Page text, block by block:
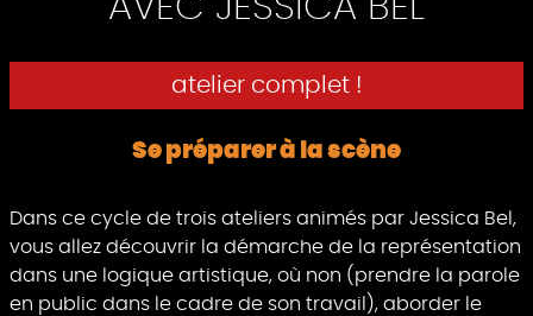
AVEC JESSICA BEL
atelier complet !
Se préparer à la scène
Dans ce cycle de trois ateliers animés par Jessica Bel,
vous allez découvrir la démarche de la représentation
dans une logique artistique, où non (prendre la parole
en public dans le cadre de son travail), aborder le